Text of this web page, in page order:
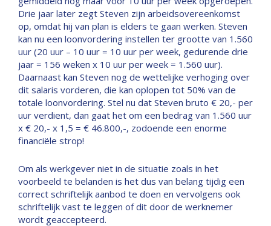
Drie jaar later zegt Steven zijn arbeidsovereenkomst
op, omdat hij van plan is elders te gaan werken. Steven
kan nu een loonvordering instellen ter grootte van 1.560
uur (20 uur – 10 uur = 10 uur per week, gedurende drie
jaar = 156 weken x 10 uur per week = 1.560 uur).
Daarnaast kan Steven nog de wettelijke verhoging over
dit salaris vorderen, die kan oplopen tot 50% van de
totale loonvordering. Stel nu dat Steven bruto € 20,- per
uur verdient, dan gaat het om een bedrag van 1.560 uur
x € 20,- x 1,5 = € 46.800,-, zodoende een enorme
financiële strop!
Om als werkgever niet in de situatie zoals in het
voorbeeld te belanden is het dus van belang tijdig een
correct schriftelijk aanbod te doen en vervolgens ook
schriftelijk vast te leggen of dit door de werknemer
wordt geaccepteerd.